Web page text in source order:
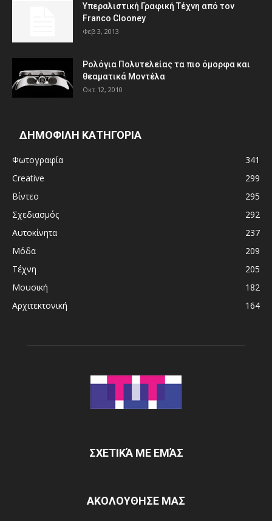
Υπεραλιστική Γραφική Τέχνη από τον
Franco Clooney
Φεβ 3, 2013
Ρολόγια Πολυτελείας τα πιο όμορφα και
θεαματικά Μοντέλα
Οκτ 12, 2010
ΔΗΜΟΦΙΛΗ ΚΑΤΗΓΟΡΙΑ
Φωτογραφία
341
Creative
299
Βίντεο
295
Σχεδιασμός
292
Αυτοκίνητα
237
Μόδα
209
Τέχνη
205
Μουσική
182
Αρχιτεκτονική
164
ΣΧΕΤΙΚΆ ΜΕ ΕΜΆΣ
ΑΚΟΛΟΥΘΗΣΕ ΜΑΣ